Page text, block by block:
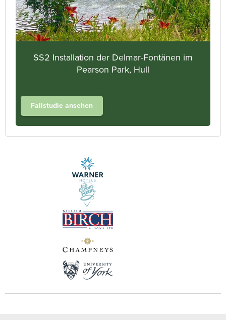
SS2 Installation der Delmar-Fontänen im
Pearson Park, Hull
Fallstudie ansehen